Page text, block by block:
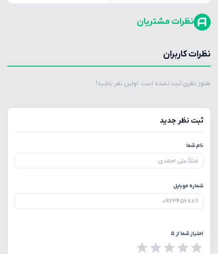
نظرات مشتریان
نظرات کاربران
هنوز نظری ثبت نشده است. اولین نفر باشید!
ثبت نظر جدید
نام شما
شماره موبایل
امتیاز شما از ۵